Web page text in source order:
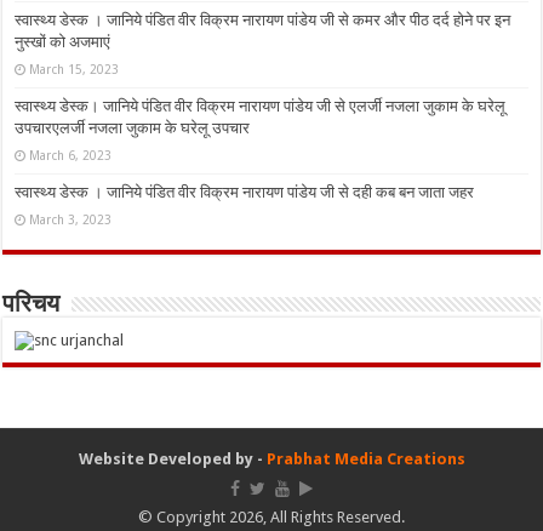
स्वास्थ्य डेस्क । जानिये पंडित वीर विक्रम नारायण पांडेय जी से कमर और पीठ दर्द होने पर इन
नुस्‍खों को अजमाएं
March 15, 2023
स्वास्थ्य डेस्क। जानिये पंडित वीर विक्रम नारायण पांडेय जी से एलर्जी नजला जुकाम के घरेलू
उपचारएलर्जी नजला जुकाम के घरेलू उपचार
March 6, 2023
स्वास्थ्य डेस्क । जानिये पंडित वीर विक्रम नारायण पांडेय जी से दही कब बन जाता जहर
March 3, 2023
परिचय
Website Developed by - Prabhat Media Creations
© Copyright 2026, All Rights Reserved.